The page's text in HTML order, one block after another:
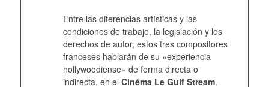
Entre las diferencias artísticas y las
condiciones de trabajo, la legislación y los
derechos de autor, estos tres compositores
franceses hablarán de su «experiencia
hollywoodiense» de forma directa o
indirecta, en el Cinéma Le Gulf Stream.